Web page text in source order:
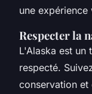
une
Respecter la
L'Alaska est un
respecté.
conservation et